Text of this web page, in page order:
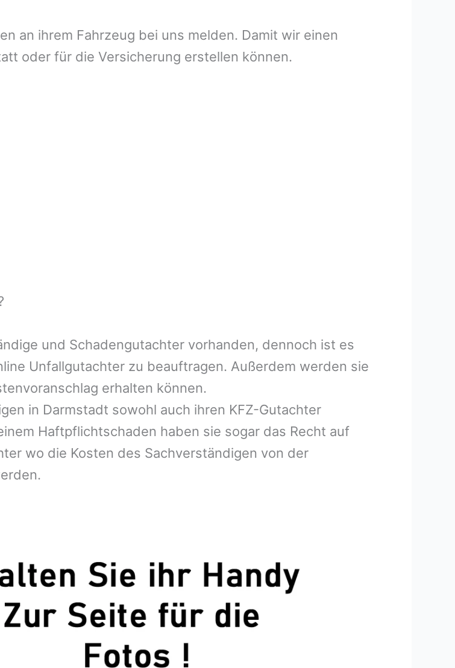
an ihrem Fahrzeug bei uns melden. Damit wir einen
oder für die Versicherung erstellen können.
und Schadengutachter vorhanden, dennoch ist es
Unfallgutachter zu beauftragen. Außerdem werden sie
erhalten können.
in Darmstadt sowohl auch ihren KFZ-Gutachter
Haftpflichtschaden haben sie sogar das Recht auf
wo die Kosten des Sachverständigen von der